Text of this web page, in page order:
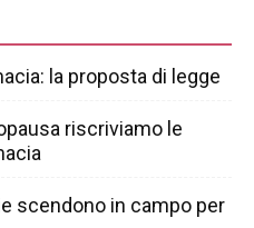
la proposta di legge
riscriviamo le
scendono in campo per